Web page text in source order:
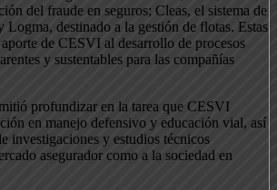
del fraude en seguros; Cleas, el sistema de
Logma, destinado a la gestión de flotas. Estas
de CESVI al desarrollo de procesos
y sustentables para las compañías
profundizar en la tarea que CESVI
en manejo defensivo y educación vial, así
investigaciones y estudios técnicos
asegurador como a la sociedad en